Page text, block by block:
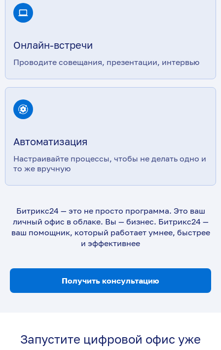
Онлайн-встречи
Проводите совещания, презентации, интервью
Автоматизация
Настраивайте процессы, чтобы не делать одно и
то же вручную
Битрикс24 — это не просто программа. Это ваш
личный офис в облаке. Вы — бизнес. Битрикс24 —
ваш помощник, который работает умнее, быстрее
и эффективнее
Получить консультацию
Запустите цифровой офис уже